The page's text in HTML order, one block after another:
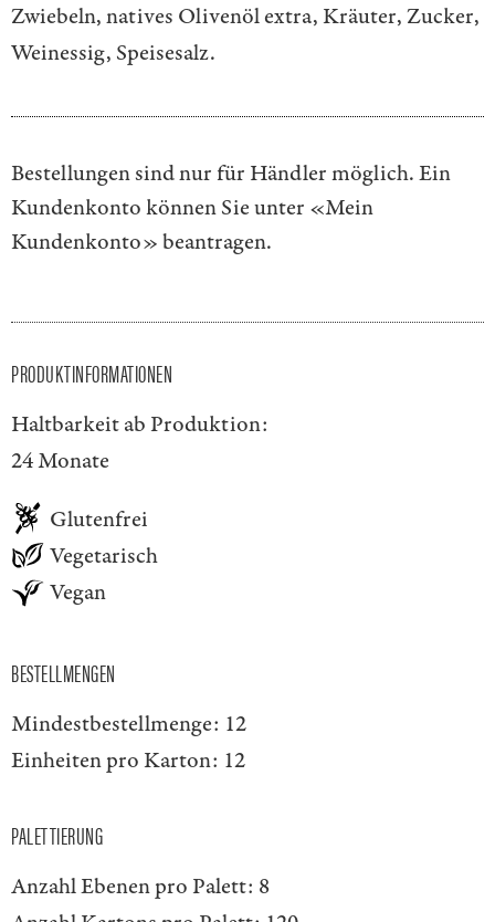
Zwiebeln, natives Olivenöl extra, Kräuter, Zucker,
Weinessig, Speisesalz.
Bestellungen sind nur für Händler möglich. Ein
Kundenkonto können Sie unter «Mein
Kundenkonto»beantragen.
PRODUKTINFORMATIONEN
Haltbarkeit ab Produktion:
24 Monate
Glutenfrei
Vegetarisch
Vegan
BESTELLMENGEN
Mindestbestellmenge: 12
Einheiten pro Karton: 12
PALETTIERUNG
Anzahl Ebenen pro Palett: 8